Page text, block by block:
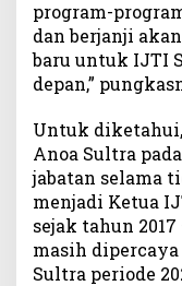
program-
dan berjanji
baru untuk IJTI
depan,”
Untuk
Anoa Sultra
jabatan selama
menjadi Ketua
sejak tahun
masih
Sultra periode